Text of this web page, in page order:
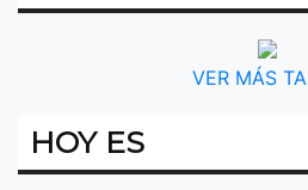
VER MÁS
HOY ES